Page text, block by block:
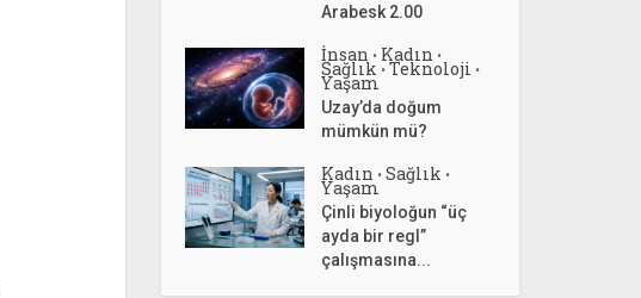
Arabesk 2.00
İnsan • Kadın •
Sağlık • Teknoloji •
Yaşam
Uzay’da doğum
mümkün mü?
Kadın • Sağlık •
Yaşam
Çinli biyoloğun “üç
ayda bir regl”
çalışmasına...